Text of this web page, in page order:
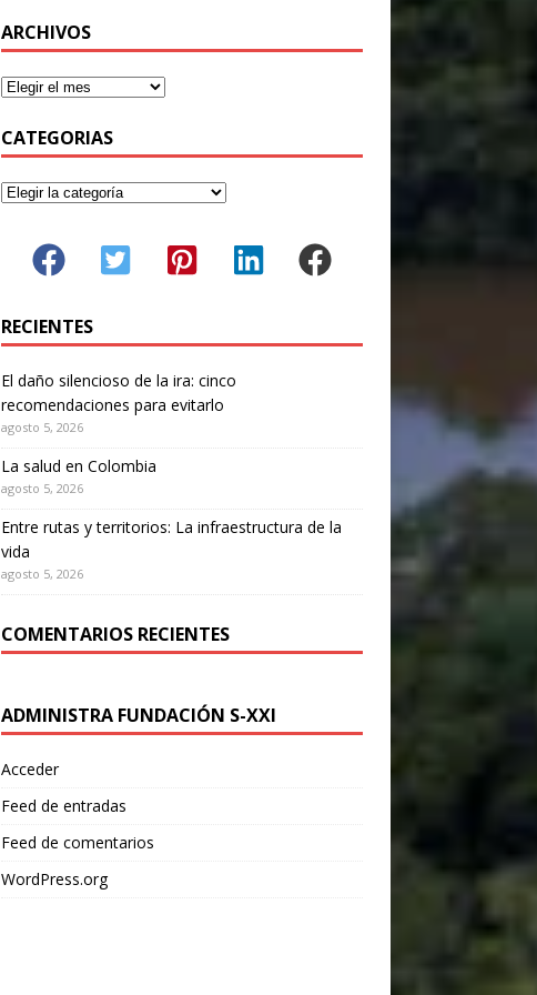
ARCHIVOS
CATEGORIAS
RECIENTES
El daño silencioso de la ira: cinco
recomendaciones para evitarlo
agosto 5, 2026
La salud en Colombia
agosto 5, 2026
Entre rutas y territorios: La infraestructura de la
vida
agosto 5, 2026
COMENTARIOS RECIENTES
ADMINISTRA FUNDACIÓN S-XXI
Acceder
Feed de entradas
Feed de comentarios
WordPress.org